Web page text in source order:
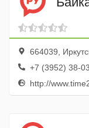
664039,
+7 (3952) 38-
http://